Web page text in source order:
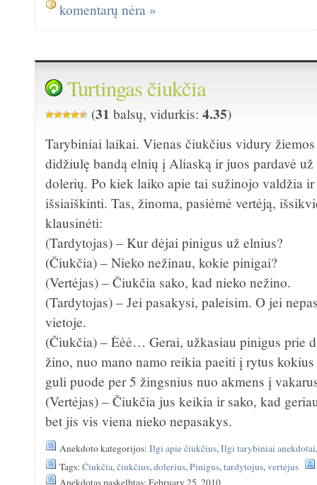
komentarų nėra »
Turtingas čiukčia
(31 balsų, vidurkis:4.35)
Tarybiniai laikai. Vienas čiukčius vidury žiemos
didžiulę bandą elnių į Aliaską ir juos pardavė
dolerių. Po kiek laiko apie tai sužinojo valdžia
išsiaiškinti. Tas, žinoma, pasiėmė vertėją,
klausinėti:
(Tardytojas) – Kur dėjai pinigus už elnius?
(Čiukčia) – Nieko nežinau, kokie pinigai?
(Vertėjas) – Čiukčia sako, kad nieko nežino.
(Tardytojas) – Jei pasakysi, paleisim. O jei
vietoje.
(Čiukčia) – Ėėė… Gerai, užkasiau pinigus prie
žino, nuo mano namo reikia paeiti į rytus
guli puode per 5 žingsnius nuo akmens į
(Vertėjas) – Čiukčia jus keikia ir sako, kad
bet jis vis viena nieko nepasakys.
Anekdoto kategorijos:Ilgi apie čiukčius,Ilgi tarybiniai anekdotai
Tags:Čiukčia,čiukčius,dolerius,Pinigus,tardytojus,vertėjus
Anekdotas paskelbtas: February 25, 2010